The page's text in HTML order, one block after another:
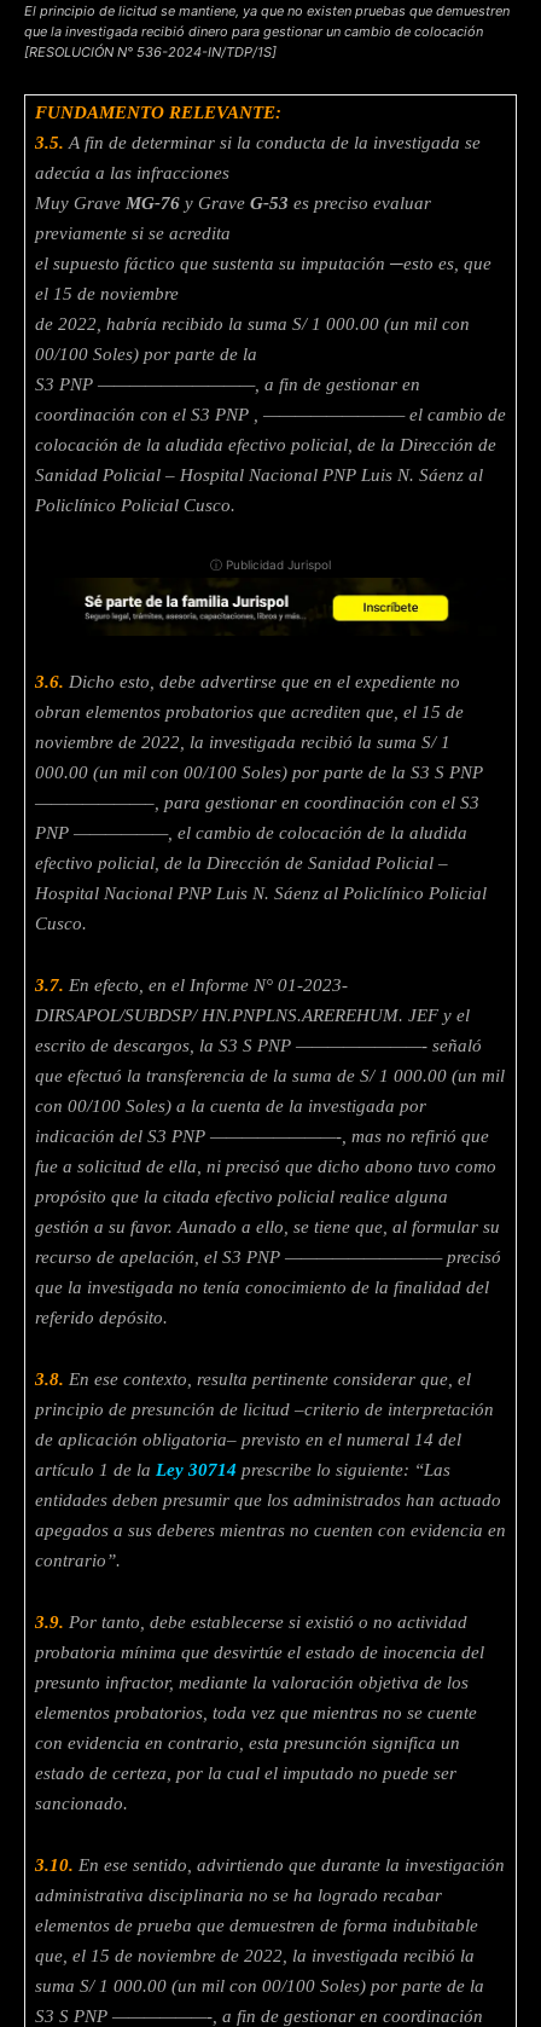
El principio de licitud se mantiene, ya que no existen pruebas que demuestren
que la investigada recibió dinero para gestionar un cambio de colocación
[RESOLUCIÓN N° 536-2024-IN/TDP/1S]
FUNDAMENTO RELEVANTE:
3.5. A fin de determinar si la conducta de la investigada se
adecúa a las infracciones
Muy Grave MG-76 y Grave G-53 es preciso evaluar
previamente si se acredita
el supuesto fáctico que sustenta su imputación ─esto es, que
el 15 de noviembre
de 2022, habría recibido la suma S/ 1 000.00 (un mil con
00/100 Soles) por parte de la
S3 PNP ——————————, a fin de gestionar en
coordinación con el S3 PNP , ————————— el cambio de
colocación de la aludida efectivo policial, de la Dirección de
Sanidad Policial – Hospital Nacional PNP Luis N. Sáenz al
Policlínico Policial Cusco.
ⓘ Publicidad Jurispol
3.6. Dicho esto, debe advertirse que en el expediente no
obran elementos probatorios que acrediten que, el 15 de
noviembre de 2022, la investigada recibió la suma S/ 1
000.00 (un mil con 00/100 Soles) por parte de la S3 S PNP
———————–, para gestionar en coordinación con el S3
PNP ——————, el cambio de colocación de la aludida
efectivo policial, de la Dirección de Sanidad Policial –
Hospital Nacional PNP Luis N. Sáenz al Policlínico Policial
Cusco.
3.7. En efecto, en el Informe N° 01-2023-
DIRSAPOL/SUBDSP/ HN.PNPLNS.AREREHUM. JEF y el
escrito de descargos, la S3 S PNP ————————- señaló
que efectuó la transferencia de la suma de S/ 1 000.00 (un mil
con 00/100 Soles) a la cuenta de la investigada por
indicación del S3 PNP ————————-, mas no refirió que
fue a solicitud de ella, ni precisó que dicho abono tuvo como
propósito que la citada efectivo policial realice alguna
gestión a su favor. Aunado a ello, se tiene que, al formular su
recurso de apelación, el S3 PNP —————————— precisó
que la investigada no tenía conocimiento de la finalidad del
referido depósito.
3.8. En ese contexto, resulta pertinente considerar que, el
principio de presunción de licitud –criterio de interpretación
de aplicación obligatoria– previsto en el numeral 14 del
artículo 1 de la Ley 30714 prescribe lo siguiente: “Las
entidades deben presumir que los administrados han actuado
apegados a sus deberes mientras no cuenten con evidencia en
contrario”.
3.9. Por tanto, debe establecerse si existió o no actividad
probatoria mínima que desvirtúe el estado de inocencia del
presunto infractor, mediante la valoración objetiva de los
elementos probatorios, toda vez que mientras no se cuente
con evidencia en contrario, esta presunción significa un
estado de certeza, por la cual el imputado no puede ser
sancionado.
3.10. En ese sentido, advirtiendo que durante la investigación
administrativa disciplinaria no se ha logrado recabar
elementos de prueba que demuestren de forma indubitable
que, el 15 de noviembre de 2022, la investigada recibió la
suma S/ 1 000.00 (un mil con 00/100 Soles) por parte de la
S3 S PNP ——————-, a fin de gestionar en coordinación